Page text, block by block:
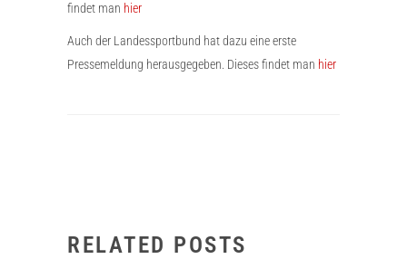
findet man hier
Auch der Landessportbund hat dazu eine erste
Pressemeldung herausgegeben. Dieses findet man hier
RELATED POSTS